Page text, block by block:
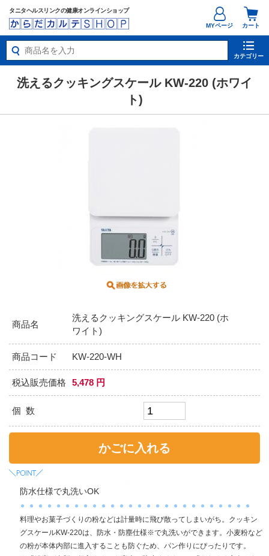
タニタヘルスリンクの健康オンラインショップ
カート
MYページ
カテゴリー
洗えるクッキングスケール KW-220 (ホワイ
ト)
商品名
洗えるクッキングスケール KW-220 (ホ
ワイト)
商品コード KW-220-WH
税込販売価格 5,478 円
個 数
防水仕様で丸洗いOK
料理やお菓子づくりの粉などは計量時に飛び散ってしまいがち。クッキン
グスケールKW-220は、防水・防塵仕様※で丸洗いができます。小麦粉など
の粉が本体内部に進入することも防ぐため、パン作りにぴったりです。